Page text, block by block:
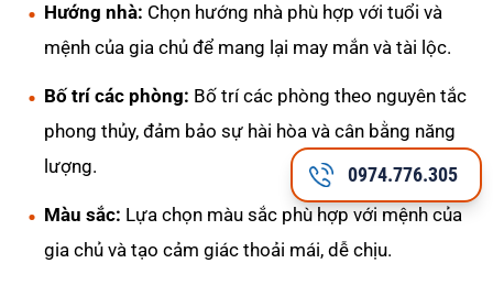
Hướng nhà: Chọn hướng nhà phù hợp với tuổi và
mệnh của gia chủ để mang lại may mắn và tài lộc.
Bố trí các phòng: Bố trí các phòng theo nguyên tắc
phong thủy, đảm bảo sự hài hòa và cân bằng năng
lượng.
Màu sắc: Lựa chọn màu sắc phù hợp với mệnh của
gia chủ và tạo cảm giác thoải mái, dễ chịu.
0974.776.305